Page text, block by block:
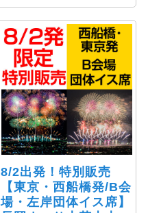
8/2出発！特別販売
【東京・西船橋発/B会
場・左岸団体イス席】